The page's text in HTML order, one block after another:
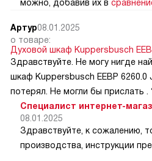
можно, добавив их в
Артур08.01.2025
о товаре:
Духовой шкаф Kuppersbusch
Здравствуйте. Не могу нигде
шкаф Kuppersbusch EEBP 6260.0
потерял. Не могли бы прислать .
Специалист интернет-
08.01.2025
Здравствуйте, к сожалению,
производства, инструкции